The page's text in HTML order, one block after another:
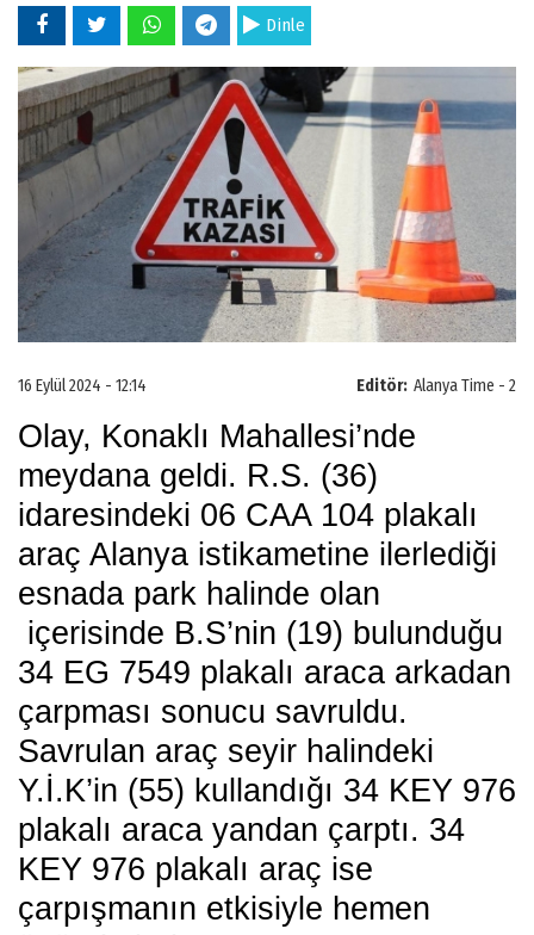
Dinle
Editör: Alanya Time - 2
16 Eylül 2024 - 12:14
Olay, Konaklı Mahallesi’nde
meydana geldi. R.S. (36)
idaresindeki 06 CAA 104 plakalı
araç Alanya istikametine ilerlediği
esnada park halinde olan
içerisinde B.S’nin (19) bulunduğu
34 EG 7549 plakalı araca arkadan
çarpması sonucu savruldu.
Savrulan araç seyir halindeki
Y.İ.K’in (55) kullandığı 34 KEY 976
plakalı araca yandan çarptı. 34
KEY 976 plakalı araç ise
çarpışmanın etkisiyle hemen